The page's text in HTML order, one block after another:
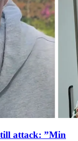
attack: ”Min